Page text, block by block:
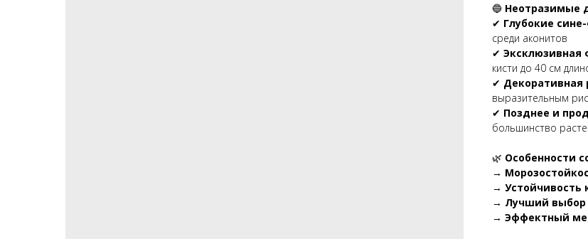
🔵 Неотразимые
✔ Глубокие
среди аконитов
✔ Эксклюзивная
кисти до 40 см
✔ Декоративная
выразительным
✔ Позднее и
большинство
🌿 Особенности
→
→ Устойчивость
→ Лучший выбор
→ Эффектный